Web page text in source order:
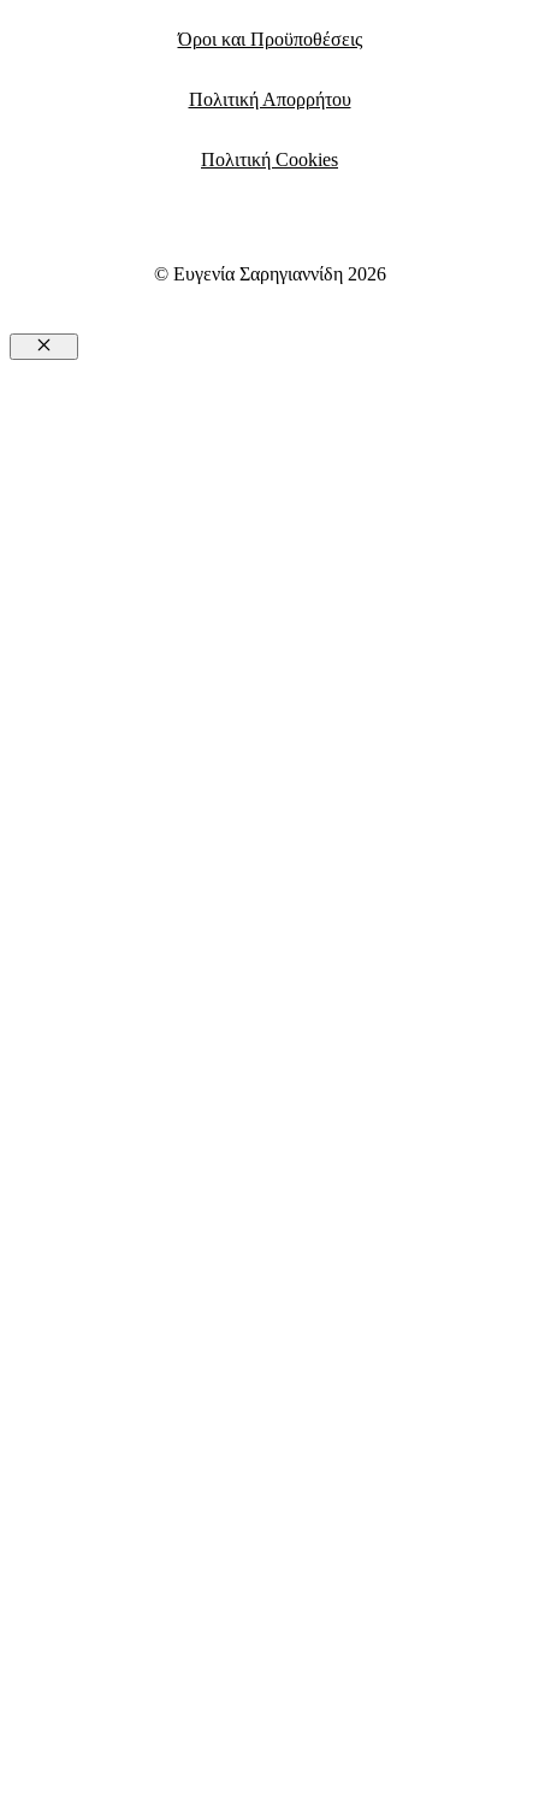
Όροι και Προϋποθέσεις
Πολιτική Απορρήτου
Πολιτική Cookies
© Ευγενία Σαρηγιαννίδη 2026
Close